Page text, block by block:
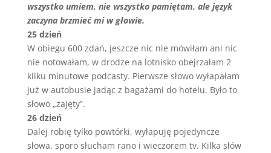
wszystko umiem, nie wszystko pamiętam, ale język
zaczyna brzmieć mi w głowie.
25 dzień
W obiegu 600 zdań, jeszcze nic nie mówiłam ani nic
nie notowałam, w drodze na lotnisko obejrzałam 2
kilku minutowe podcasty. Pierwsze słowo wyłapałam
już w autobusie jadąc z bagażami do hotelu. Było to
słowo „zajęty”.
26 dzień
Dalej robię tylko powtórki, wyłapuję pojedyncze
słowa, sporo słucham rano i wieczorem tv. Kilka słów